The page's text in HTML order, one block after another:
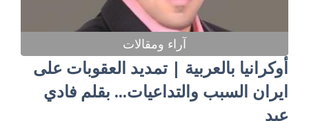
آراء ومقالات
أوكرانيا بالعربية | تمديد العقوبات على
ايران السبب والتداعيات... بقلم فادي
عيد